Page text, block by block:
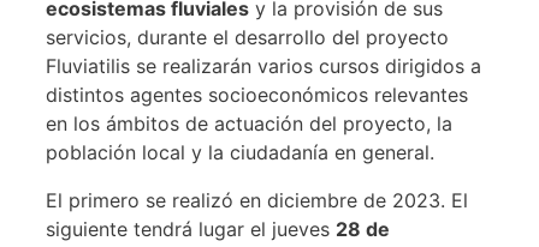
ecosistemas fluviales y la provisión de sus
servicios, durante el desarrollo del proyecto
Fluviatilis se realizarán varios cursos dirigidos a
distintos agentes socioeconómicos relevantes
en los ámbitos de actuación del proyecto, la
población local y la ciudadanía en general.
El primero se realizó en diciembre de 2023. El
siguiente tendrá lugar el jueves 28 de